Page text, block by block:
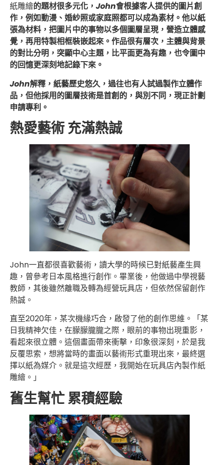
紙雕繪的題材很多元化， John會根據客人提供的圖片創
作，例如動漫、婚紗照或家庭照都可以成為素材。他以紙
張為材料，把圖片中的事物以多個圖層呈現，營造立體感
覺，再用特製相框裝嵌起來。作品很有層次，主體與背景
的對比分明，突顯中心主題，比平面更為有趣，也令圖中
的回憶更深刻地記錄下來。
John解釋，紙藝歷史悠久，過往也有人試過製作立體作
品，但他採用的圖層技術是首創的，與別不同，現正計劃
申請專利。
熱愛藝術 充滿熱誠
John一直都很喜歡藝術，讀大學的時候已對紙藝產生興
趣，曾參考日本風格進行創作。畢業後，他做過中學視藝
教師，其後雖然離職及轉為經營玩具店，但依然保留創作
熱誠。
直至2020年，某次機緣巧合，啟發了他的創作思維。「某
日我精神欠佳，在朦朦朧朧之際，眼前的事物出現重影，
看起來很立體。這個畫面帶來衝擊，印象很深刻，於是我
反覆思索，想將當時的畫面以藝術形式重現出來，最終選
擇以紙為媒介。就是這次經歷，我開始在玩具店內製作紙
雕繪。」
舊生幫忙 累積經驗